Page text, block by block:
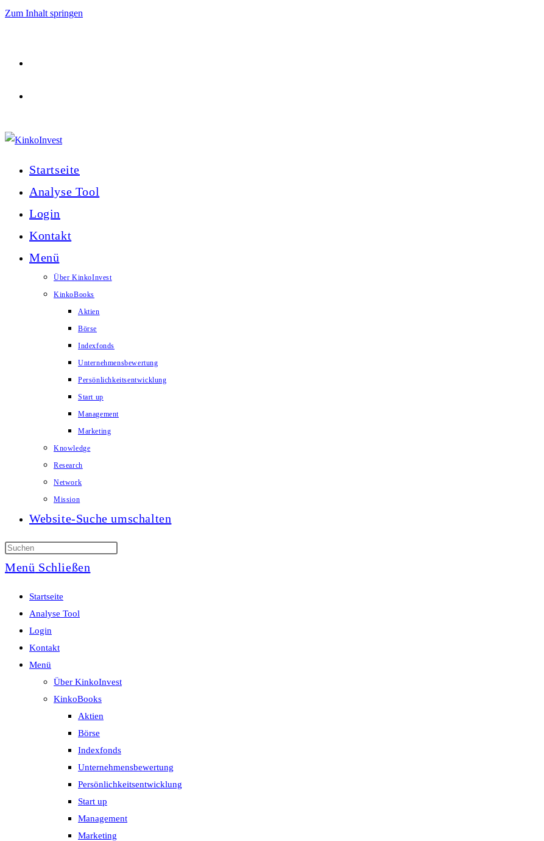
Zum Inhalt springen
Startseite
Analyse Tool
Login
Kontakt
Menü
Über KinkoInvest
KinkoBooks
Aktien
Börse
Indexfonds
Unternehmensbewertung
Persönlichkeitsentwicklung
Start up
Management
Marketing
Knowledge
Research
Network
Mission
Website-Suche umschalten
Menü Schließen
Startseite
Analyse Tool
Login
Kontakt
Menü
Über KinkoInvest
KinkoBooks
Aktien
Börse
Indexfonds
Unternehmensbewertung
Persönlichkeitsentwicklung
Start up
Management
Marketing